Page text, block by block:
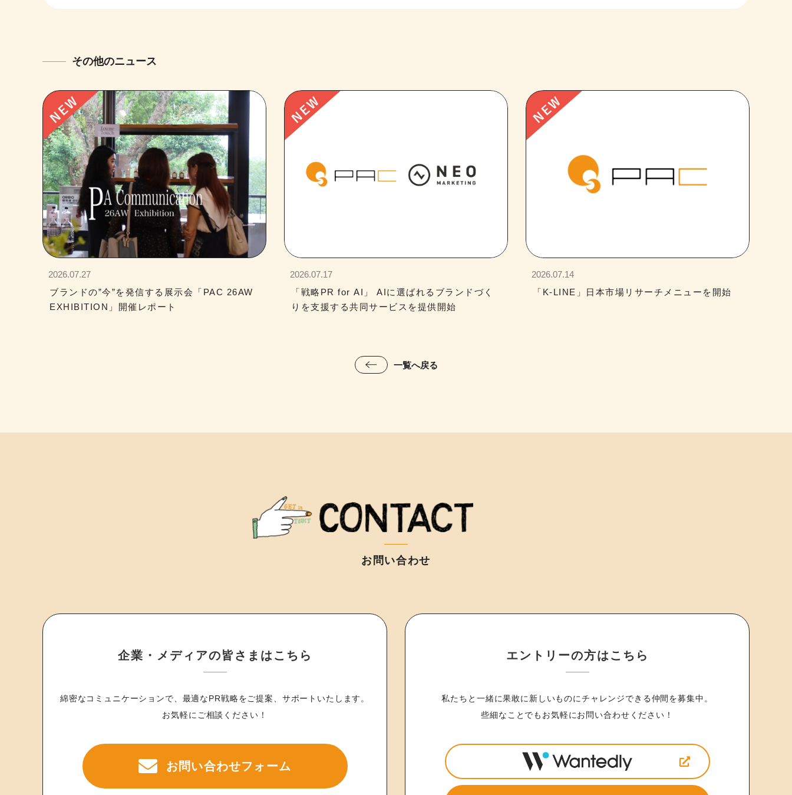
その他のニュース
2026.07.27
ブランドの”今”を発信する展示会「PAC 26AW
EXHIBITION」開催レポート
2026.07.17
「戦略PR for AI」 AIに選ばれるブランドづく
りを支援する共同サービスを提供開始
2026.07.14
「K-LINE」日本市場リサーチメニューを開始
一覧へ戻る
お問い合わせ
企業・メディアの皆さまはこちら
綿密なコミュニケーションで、 最適なPR戦略をご提案、サポートいたします。
お気軽にご相談ください！
お問い合わせフォーム
エントリーの方はこちら
私たちと一緒に果敢に新しいものにチャレンジできる仲間を募集中。
些細なことでもお気軽にお問い合わせください！